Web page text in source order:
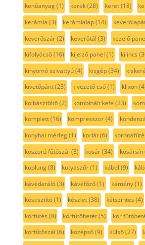
kenőanyag(1) kerek(28) keret(18)
kerámia (3) kerámialap(14)
keverőszár(2) keverőtál (3) kezelő
kifolyócső(16) kijelző panel (1) kilincs
kinyomó szivattyú(4) kisgép(34)
kivetőpánt(23) kivezető cső(1) klixon
kolbásztöltő(2) kombinált kefe (23)
komplett(16) kompresszor(4)
konyhai mérleg(1) korlát(6)
koszorú fűtőszál (3) kosár(34) kosársín
kuplung(8) kutyaszőr(1) kábel (9)
kávédaráló(3) kávéfőző(1) kémény(1)
késtisztító(1) készlet(38) kétszintes (4)
körfütés (8) körfűtőbetét(5) kör
körfűtőszál (6) középső(9) külső(27)